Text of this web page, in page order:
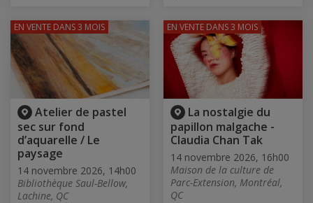
Atelier de pastel
sec sur fond
d’aquarelle / Le
paysage
14 novembre 2026, 14h00
Bibliothèque Saul-Bellow,
Lachine, QC
EN VENTE DANS 3 MOIS
La nostalgie du
papillon malgache -
Claudia Chan Tak
14 novembre 2026, 16h00
Maison de la culture de
Parc-Extension, Montréal,
QC
EN VENTE DANS 3 MOIS